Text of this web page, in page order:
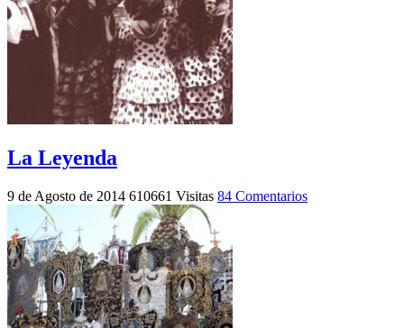
La Leyenda
9 de Agosto de 2014 610661 Visitas 84 Comentarios